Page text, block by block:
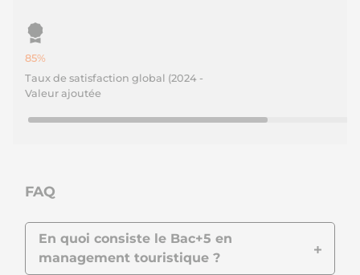
85%
Taux de satisfaction global (2024 -
Valeur ajoutée
FAQ
En quoi consiste le Bac+5 en
management touristique ?